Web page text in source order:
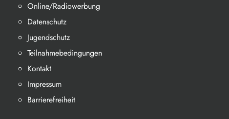
Online/Radiowerbung
Datenschutz
Jugendschutz
Teilnahmebedingungen
Kontakt
Impressum
Barrierefreiheit